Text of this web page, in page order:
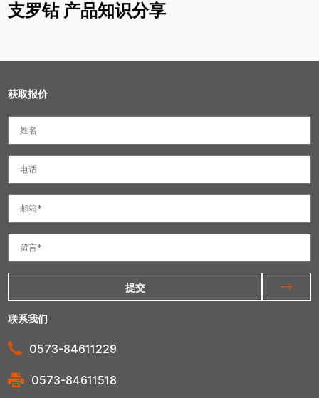
支罗钻 产品知识分享
获取报价
提交
联系我们
0573-84611229
0573-84611518